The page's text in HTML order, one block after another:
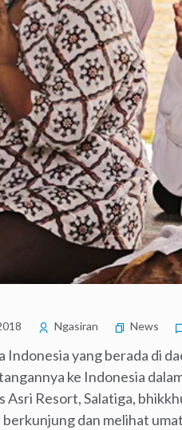
Ngasiran News
Indonesia yang berada di
ke Indonesia
Asri Resort, Salatiga,
dan melihat